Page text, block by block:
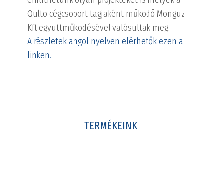
Qulto cégcsoport tagjaként működő Monguz
Kft együttműködésével valósultak meg.
A részletek angol nyelven elérhetők ezen a
linken.
TERMÉKEINK